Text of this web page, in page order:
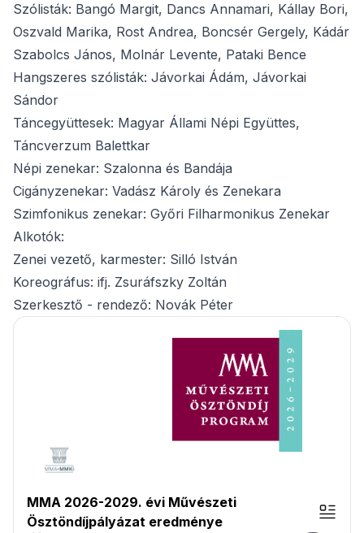
Szólisták: Bangó Margit, Dancs Annamari, Kállay Bori,
Oszvald Marika, Rost Andrea, Boncsér Gergely, Kádár
Szabolcs János, Molnár Levente, Pataki Bence
Hangszeres szólisták: Jávorkai Ádám, Jávorkai
Sándor
Táncegyüttesek: Magyar Állami Népi Együttes,
Táncverzum Balettkar
Népi zenekar: Szalonna és Bandája
Cigányzenekar: Vadász Károly és Zenekara
Szimfonikus zenekar: Győri Filharmonikus Zenekar
Alkotók:
Zenei vezető, karmester: Silló István
Koreográfus: ifj. Zsuráfszky Zoltán
Szerkesztő - rendező: Novák Péter
MMA 2026-2029. évi Művészeti
Ösztöndíjpályázat eredménye